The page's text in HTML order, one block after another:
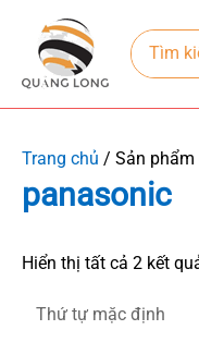
dung
Search
for:
Trang chủ / Sản phẩm
panasonic
Hiển thị tất cả 2 kết